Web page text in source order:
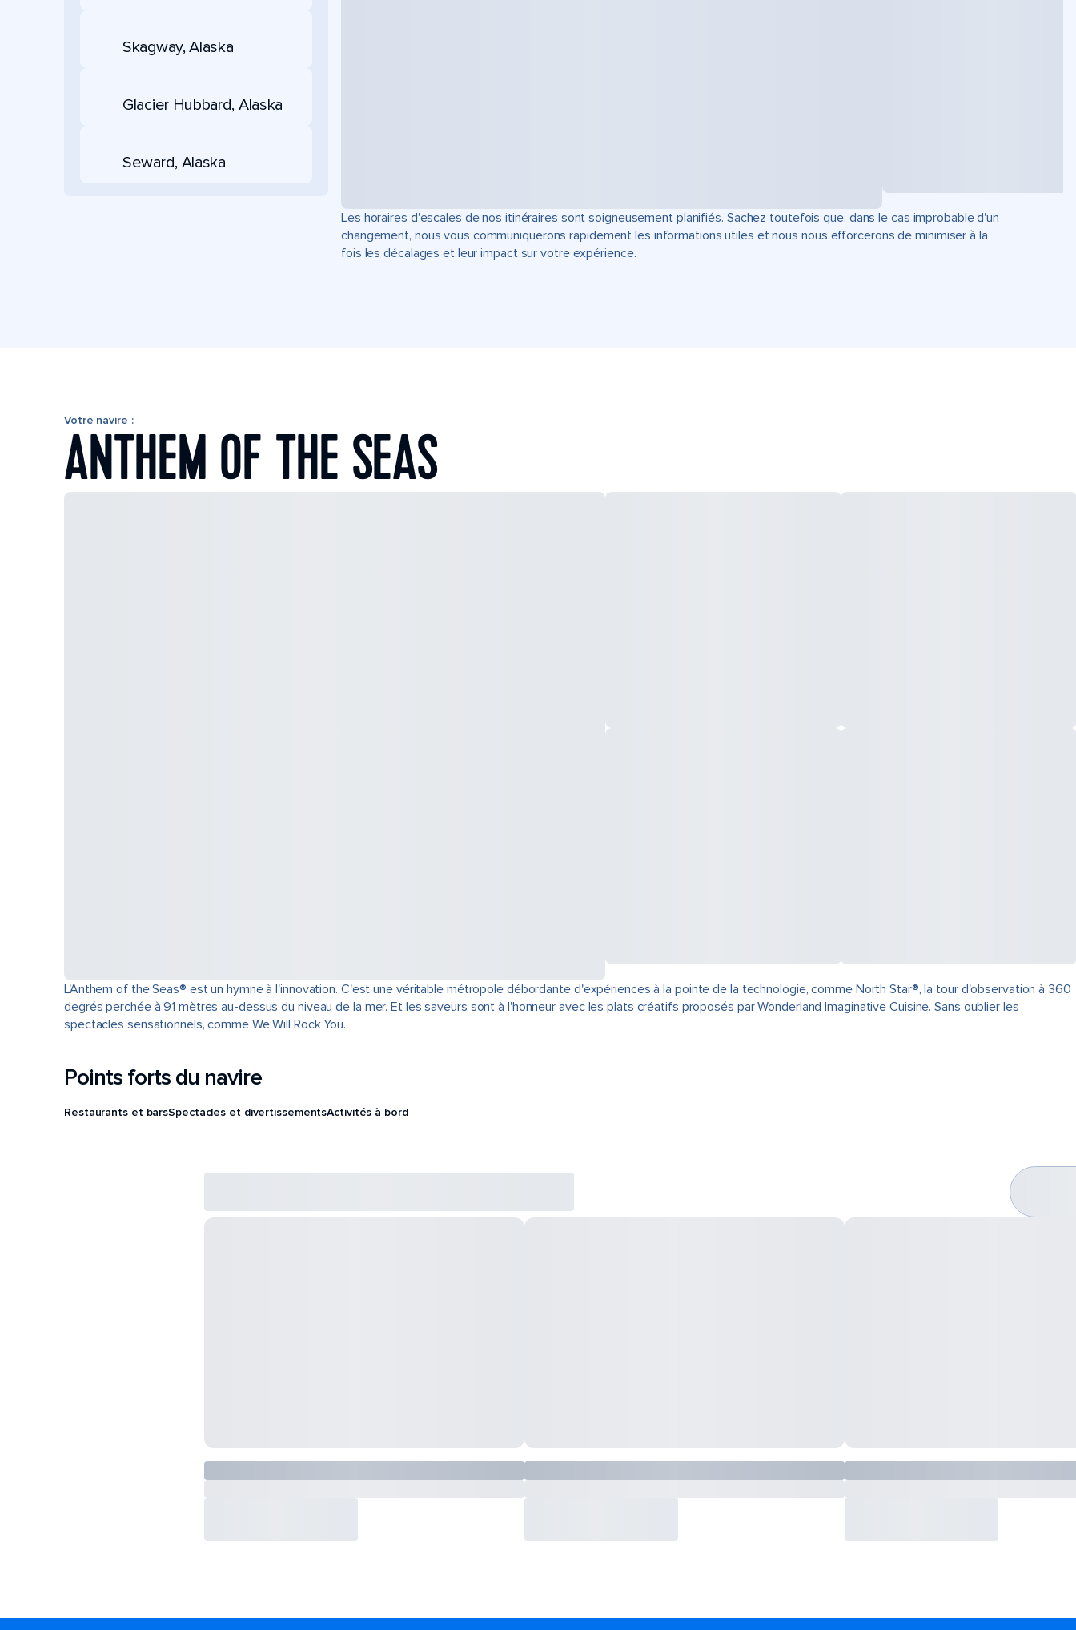
Skagway, Alaska
Glacier Hubbard, Alaska
Seward, Alaska
Les horaires d'escales de nos itinéraires sont soigneusement planifiés. Sachez toutefois que, dans le cas improbable d'un
changement, nous vous communiquerons rapidement les informations utiles et nous nous efforcerons de minimiser à la
fois les décalages et leur impact sur votre expérience.
Votre navire :
ANTHEM OF THE SEAS
L'Anthem of the Seas® est un hymne à l'innovation. C'est une véritable métropole débordante d'expériences à la pointe de la technologie, comme North Star®, la tour d'observation à 360
degrés perchée à 91 mètres au-dessus du niveau de la mer. Et les saveurs sont à l'honneur avec les plats créatifs proposés par Wonderland Imaginative Cuisine. Sans oublier les
spectacles sensationnels, comme We Will Rock You.
Points forts du navire
Restaurants et barsSpectacles et divertissementsActivités à bord